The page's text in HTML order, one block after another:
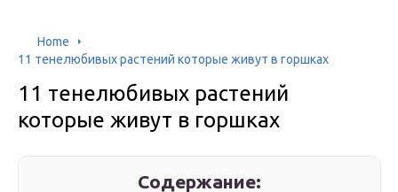
Home
11 тенелюбивых растений которые живут в горшках
11 тенелюбивых растений
которые живут в горшках
Содержание: